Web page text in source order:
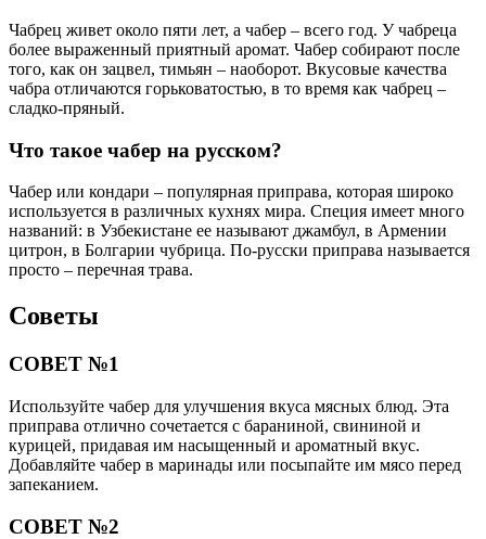
Чабрец живет около пяти лет, а чабер – всего год. У чабреца
более выраженный приятный аромат. Чабер собирают после
того, как он зацвел, тимьян – наоборот. Вкусовые качества
чабра отличаются горьковатостью, в то время как чабрец –
сладко-пряный.
Что такое чабер на русском?
Чабер или кондари – популярная приправа, которая широко
используется в различных кухнях мира. Специя имеет много
названий: в Узбекистане ее называют джамбул, в Армении
цитрон, в Болгарии чубрица. По-русски приправа называется
просто – перечная трава.
Советы
СОВЕТ №1
Используйте чабер для улучшения вкуса мясных блюд. Эта
приправа отлично сочетается с бараниной, свининой и
курицей, придавая им насыщенный и ароматный вкус.
Добавляйте чабер в маринады или посыпайте им мясо перед
запеканием.
СОВЕТ №2